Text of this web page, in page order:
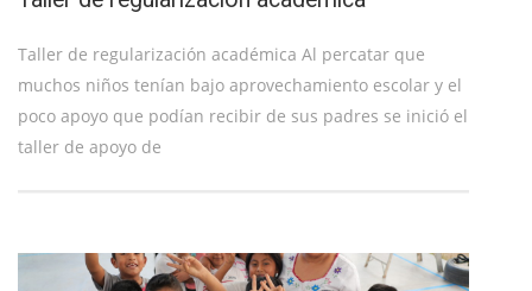
Taller de regularización académica Al percatar que
muchos niños tenían bajo aprovechamiento escolar y el
poco apoyo que podían recibir de sus padres se inició el
taller de apoyo de